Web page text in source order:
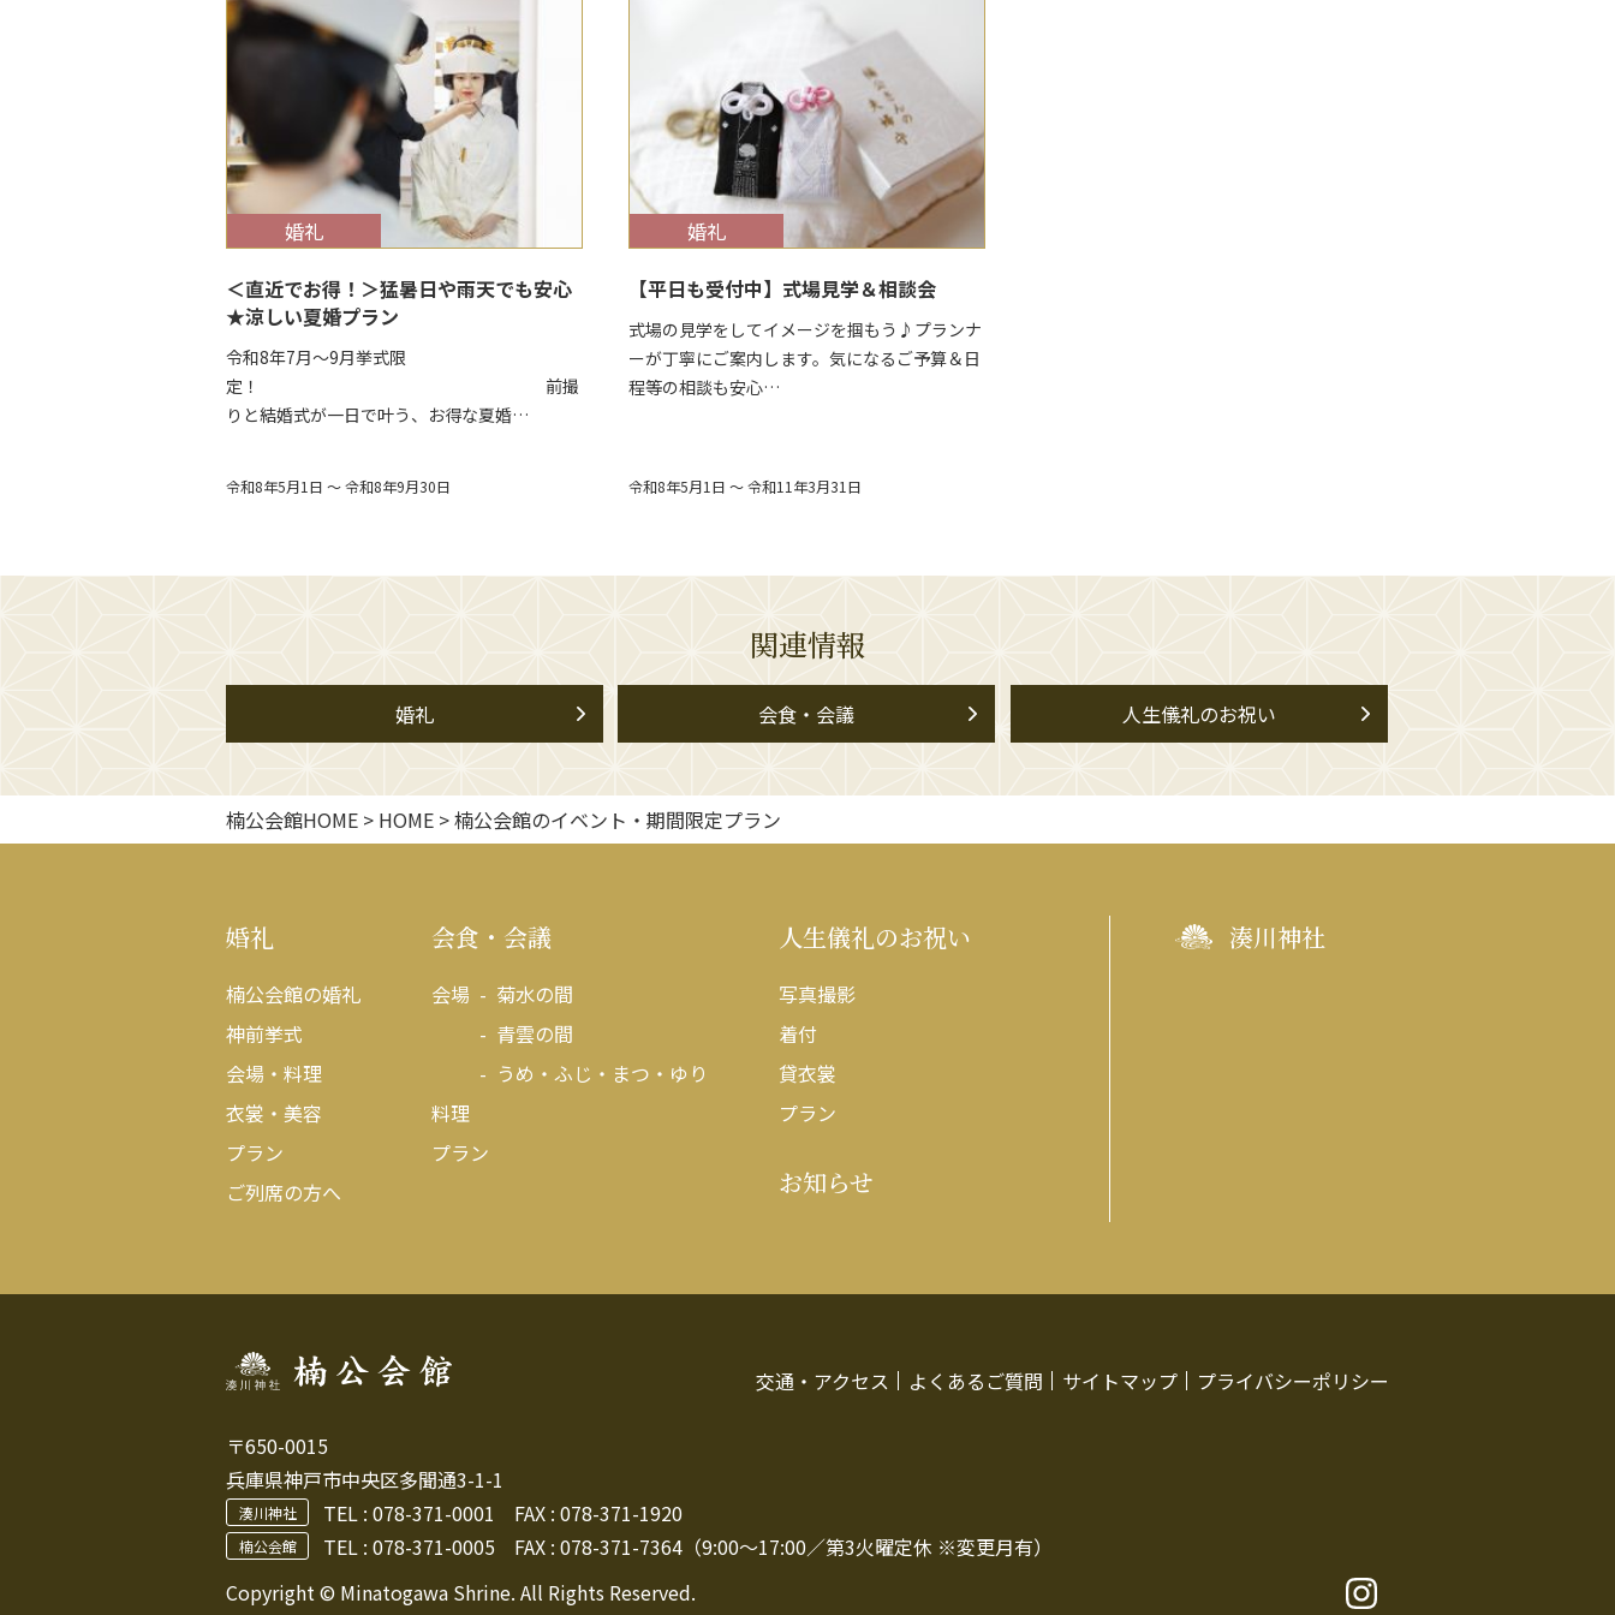
$target_date
婚礼
＜直近でお得！＞猛暑日や雨天でも安心
★涼しい夏婚プラン
令和8年7月～9月挙式限
定！ 前撮
りと結婚式が一日で叶う、お得な夏婚…
令和8年5月1日 ～ 令和8年9月30日
$target_date
婚礼
【平日も受付中】式場見学＆相談会
式場の見学をしてイメージを掴もう♪プランナ
ーが丁寧にご案内します。気になるご予算＆日
程等の相談も安心…
令和8年5月1日 ～ 令和11年3月31日
関連情報
婚礼 会食・会議 人生儀礼のお祝い
楠公会館HOME > HOME >楠公会館のイベント・期間限定プラン
婚礼
楠公会館の婚礼
神前挙式
会場・料理
衣裳・美容
プラン
ご列席の方へ
会食・会議
会場
菊水の間
青雲の間
うめ・ふじ・まつ・ゆり
料理
プラン
人生儀礼のお祝い
写真撮影
着付
貸衣裳
プラン
お知らせ
湊川神社
交通・アクセス よくあるご質問 サイトマップ プライバシーポリシー
〒650-0015
兵庫県神戸市中央区多聞通3-1-1
湊川神社 TEL :078-371-0001 FAX : 078-371-1920
楠公会館 TEL : 078-371-0005 FAX : 078-371-7364（9:00～17:00／第3火曜定休 ※変更月有）
Copyright © Minatogawa Shrine. All Rights Reserved.